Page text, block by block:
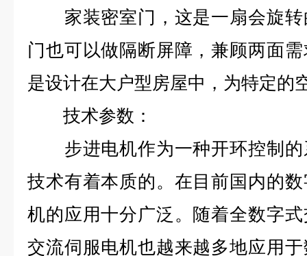
家装密室门，这是一扇会旋转
门也可以做隔断屏障，兼顾两面
是设计在大户型房屋中，为特定的
技术参数：
步进电机作为一种开环控制的
技术有着本质的。在目前国内的
机的应用十分广泛。随着全数字
交流伺服电机也越来越多地应用